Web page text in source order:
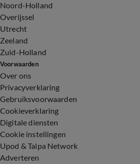
Noord-Holland
Overijssel
Utrecht
Zeeland
Zuid-Holland
Voorwaarden
Over ons
Privacyverklaring
Gebruiksvoorwaarden
Cookieverklaring
Digitale diensten
Cookie instellingen
Upod & Talpa Network
Adverteren